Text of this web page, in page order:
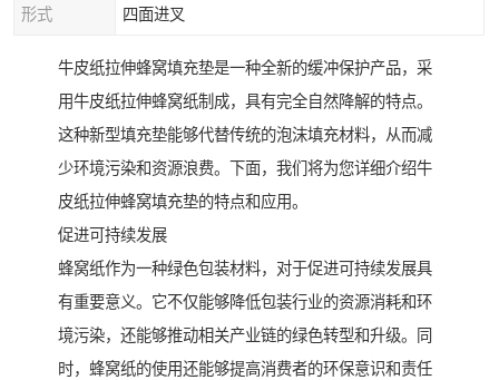
形式 四面进叉
牛皮纸拉伸蜂窝填充垫是一种全新的缓冲保护产品，采
用牛皮纸拉伸蜂窝纸制成，具有完全自然降解的特点。
这种新型填充垫能够代替传统的泡沫填充材料，从而减
少环境污染和资源浪费。下面，我们将为您详细介绍牛
皮纸拉伸蜂窝填充垫的特点和应用。
促进可持续发展
蜂窝纸作为一种绿色包装材料，对于促进可持续发展具
有重要意义。它不仅能够降低包装行业的资源消耗和环
境污染，还能够推动相关产业链的绿色转型和升级。同
时，蜂窝纸的使用还能够提高消费者的环保意识和责任